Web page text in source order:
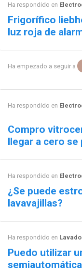
Ha respondido en
Frigorífico
luz roja de
Ha empezado a seguir a
Ha respondido en
Compro
llegar a cero se
Ha respondido en
¿Se puede
lavavajillas?
Ha respondido en
Puedo utilizar